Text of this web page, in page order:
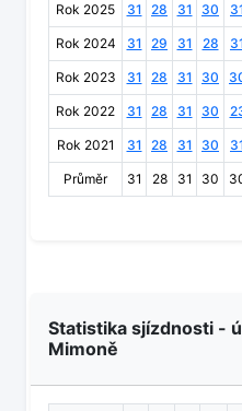
Rok 2025 31 28 31 30
Rok 2024 31 29 31 28
Rok 2023 31 28 31 30
Rok 2022 31 28 31 30
Rok 2021 31 28 31 30
Průměr 31 28 31 30
Statistika sjízdnosti -
Mimoně